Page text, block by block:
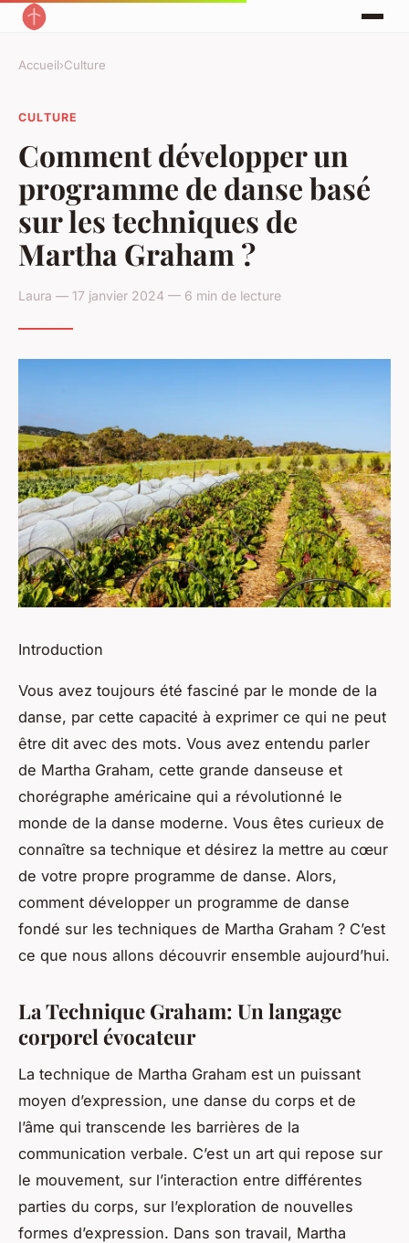
Accueil›Culture
CULTURE
Comment développer un
programme de danse basé
sur les techniques de
Martha Graham ?
Laura — 17 janvier 2024 — 6 min de lecture
Introduction
Vous avez toujours été fasciné par le monde de la
danse, par cette capacité à exprimer ce qui ne peut
être dit avec des mots. Vous avez entendu parler
de Martha Graham, cette grande danseuse et
chorégraphe américaine qui a révolutionné le
monde de la danse moderne. Vous êtes curieux de
connaître sa technique et désirez la mettre au cœur
de votre propre programme de danse. Alors,
comment développer un programme de danse
fondé sur les techniques de Martha Graham ? C’est
ce que nous allons découvrir ensemble aujourd’hui.
La Technique Graham: Un langage
corporel évocateur
La technique de Martha Graham est un puissant
moyen d’expression, une danse du corps et de
l’âme qui transcende les barrières de la
communication verbale. C’est un art qui repose sur
le mouvement, sur l’interaction entre différentes
parties du corps, sur l’exploration de nouvelles
formes d’expression. Dans son travail, Martha